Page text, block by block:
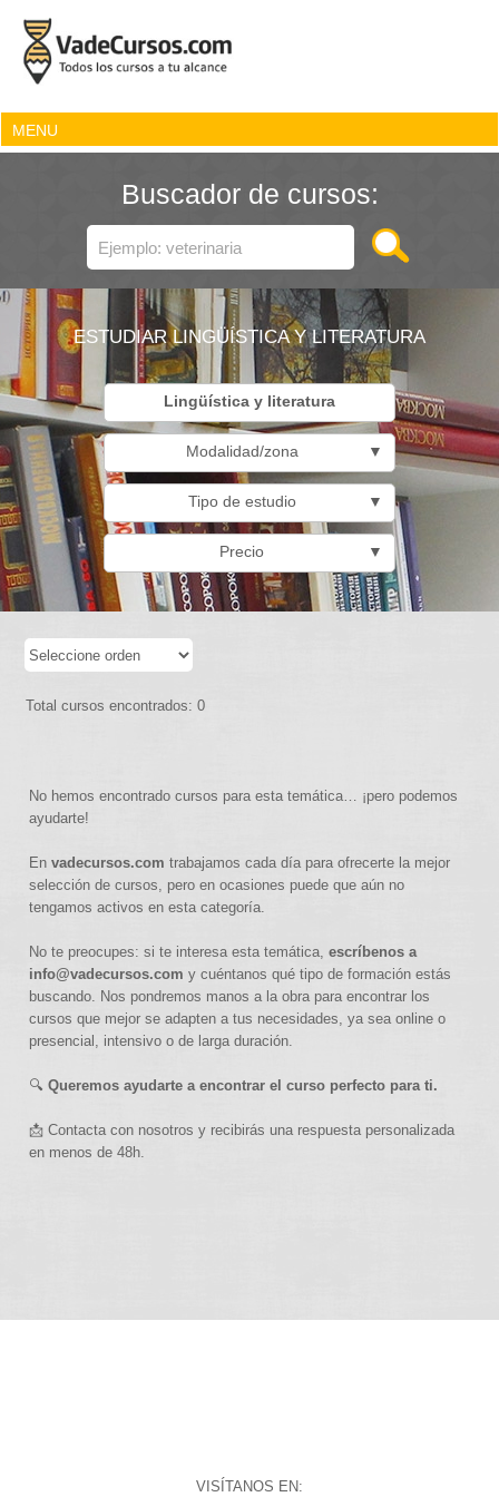
MENU
Buscador de cursos:
ESTUDIAR LINGÜÍSTICA Y LITERATURA
Lingüística y literatura
Modalidad/zona ▼
Tipo de estudio ▼
Precio ▼
Total cursos encontrados: 0
No hemos encontrado cursos para esta temática… ¡pero podemos
ayudarte!
Envadecursos.com trabajamos cada día para ofrecerte la mejor
selección de cursos, pero en ocasiones puede que aún no
tengamos activos en esta categoría.
No te preocupes: si te interesa esta temática,escríbenos a
info@vadecursos.com y cuéntanos qué tipo de formación estás
buscando. Nos pondremos manos a la obra para encontrar los
cursos que mejor se adapten a tus necesidades, ya sea online o
presencial, intensivo o de larga duración.
🔍Queremos ayudarte a encontrar el curso perfecto para ti.
📩 Contacta con nosotros y recibirás una respuesta personalizada
en menos de 48h.
VISÍTANOS EN: